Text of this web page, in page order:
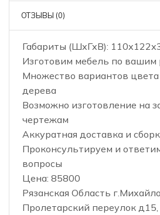
ОТЗЫВЫ (0)
Габариты (ШхГхВ):
Изготовим мебель по вашим
Множество вариантов
дерева
Возможно изготовление на
чертежам
Аккуратная доставка и
Проконсультируем и
вопросы
Цена: 85800
Рязанская Область
Пролетарский переулок